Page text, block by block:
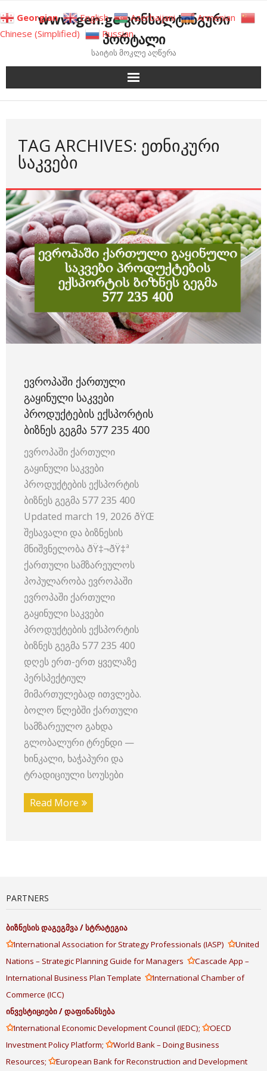
to
content
www.gen.ge კონსალტინგური
პორტალი
საიტის მოკლე აღწერა
TAG ARCHIVES: ᲔᲗᲜᲘᲙᲣᲠᲘ
ᲡᲐᲙᲕᲔᲑᲘ
ᲔᲕᲠᲝᲞᲐᲨᲘ ᲥᲐᲠᲗᲣᲚᲘ
ᲒᲐᲧᲘᲜᲣᲚᲘ ᲡᲐᲙᲕᲔᲑᲘ
ᲞᲠᲝᲓᲣᲥᲢᲔᲑᲘᲡ ᲔᲥᲡᲞᲝᲠᲢᲘᲡ
ᲑᲘᲖᲜᲔᲡ ᲒᲔᲒᲛᲐ 577 235 400
ევროპაში ქართული
გაყინული საკვები
პროდუქტების ექსპორტის
ბიზნეს გეგმა 577 235 400
Updated march 19, 2026 ðŸŒ
შესავალი და ბიზნესის
მნიშვნელობა ðŸ‡¬ðŸ‡ª
ქართული სამზარეულოს
პოპულარობა ევროპაში
ევროპაში ქართული
გაყინული საკვები
პროდუქტების ექსპორტის
ბიზნეს გეგმა 577 235 400
დღეს ერთ-ერთ ყველაზე
პერსპექტიულ
მიმართულებად ითვლება.
ბოლო წლებში ქართული
სამზარეულო გახდა
გლობალური ტრენდი —
ხინკალი, ხაჭაპური და
ტრადიციული სოუსები
Read More
PARTNERS
ბიზნესისდაგეგმვა/სტრატეგია
✩International Association for Strategy Professionals (IASP) ✩United
Nations – Strategic Planning Guide for Managers ✩Cascade App –
International Business Plan Template ✩International Chamber of
Commerce (ICC)
ინვესტიციები/დაფინანსება
✩International Economic Development Council (IEDC); ✩OECD
Investment Policy Platform; ✩World Bank – Doing Business
Resources; ✩European Bank for Reconstruction and Development
Georgian English Azerbaijani
Armenian
Chinese (Simplified)
Russian